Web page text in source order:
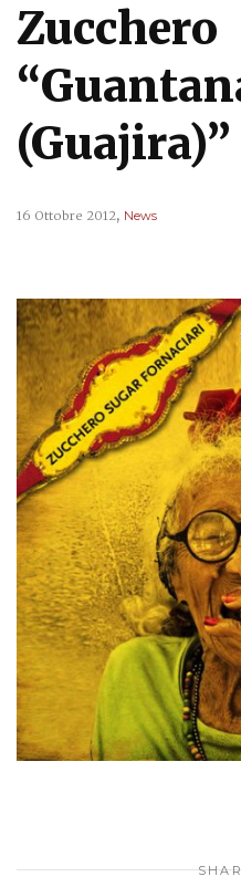
Zucchero
(Guajira)”
16 Ottobre 2012, News